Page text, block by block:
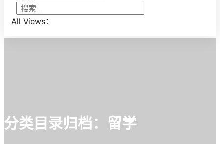
All Views：
分类目录归档： 留学